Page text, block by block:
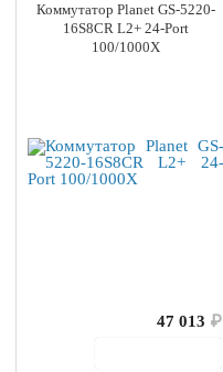
Коммутатор Planet GS-5220-
16S8CR L2+ 24-Port
100/1000X
47 013 ₽